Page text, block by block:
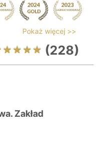
Pokaż więcej >>
(228)
Zakład